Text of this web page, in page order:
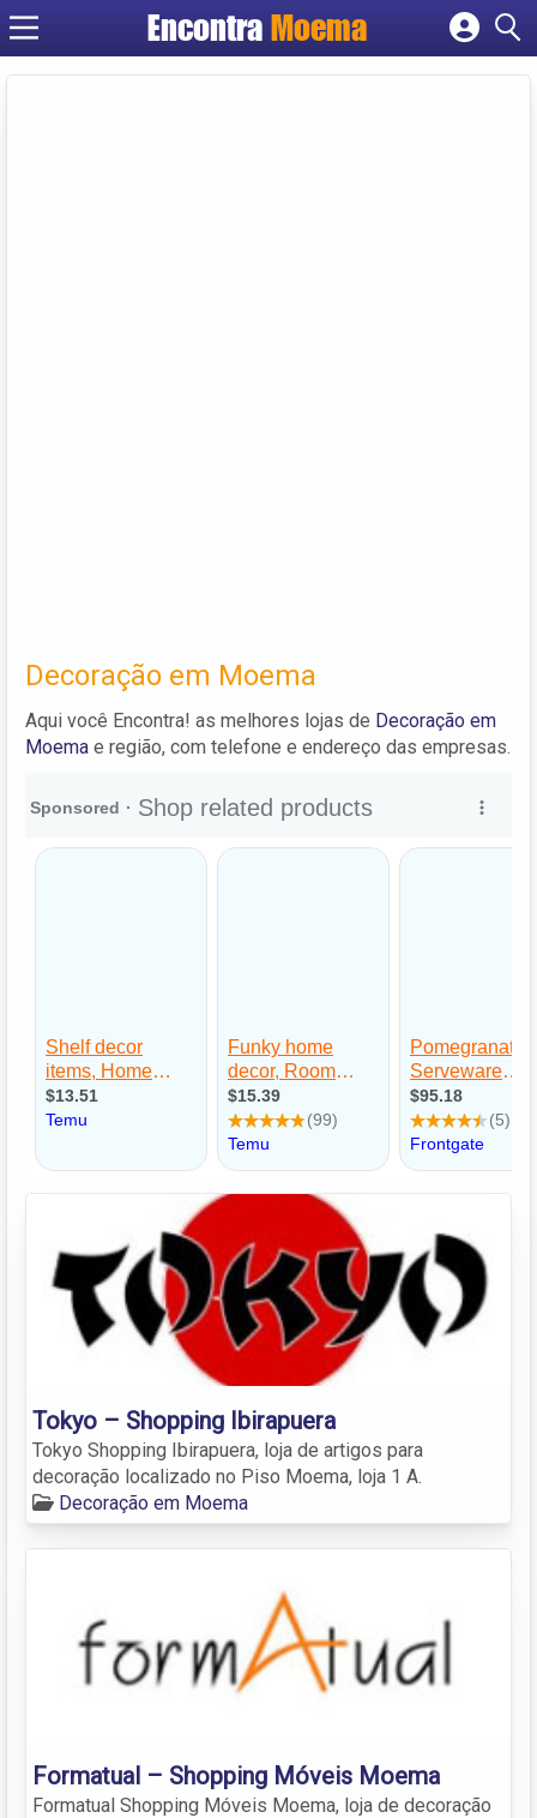
Encontra Moema
Decoração em Moema
Aqui você Encontra! as melhores lojas de Decoração em
Moema e região, com telefone e endereço das empresas.
Tokyo – Shopping Ibirapuera
Tokyo Shopping Ibirapuera, loja de artigos para
decoração localizado no Piso Moema, loja 1 A.
Decoração em Moema
Formatual – Shopping Móveis Moema
Formatual Shopping Móveis Moema, loja de decoração